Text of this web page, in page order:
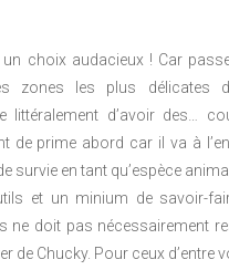
un choix audacieux ! Car
zones les plus délicates
littéralement d’avoir des…
de prime abord car il va à
survie en tant qu’espèce
et un minium de savoir-
ne doit pas nécessairement
de Chucky. Pour ceux d’entre